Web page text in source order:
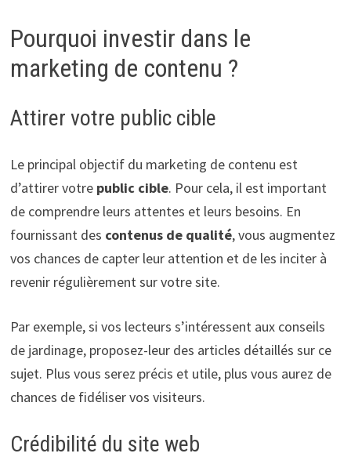
Pourquoi investir dans le
marketing de contenu ?
Attirer votre public cible
Le principal objectif du marketing de contenu est
d’attirer votre public cible. Pour cela, il est important
de comprendre leurs attentes et leurs besoins. En
fournissant des contenus de qualité, vous augmentez
vos chances de capter leur attention et de les inciter à
revenir régulièrement sur votre site.
Par exemple, si vos lecteurs s’intéressent aux conseils
de jardinage, proposez-leur des articles détaillés sur ce
sujet. Plus vous serez précis et utile, plus vous aurez de
chances de fidéliser vos visiteurs.
Crédibilité du site web